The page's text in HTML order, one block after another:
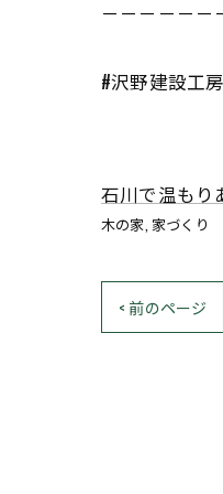
－－－－－－
#沢野建設工
石川で温もり
木の家 家づくり
< 前のページ